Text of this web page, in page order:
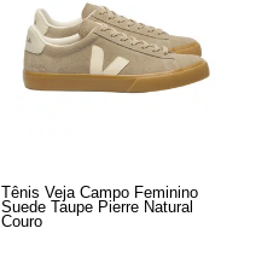
Tênis Veja Campo Feminino
Suede Taupe Pierre Natural
Couro